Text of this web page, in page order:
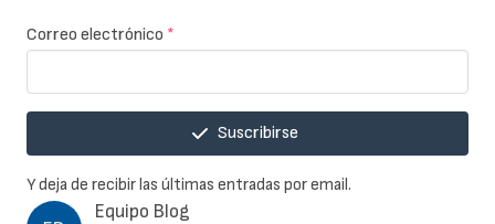
Equipo Blog
Correo electrónico *
Suscribirse
Y deja de recibir las últimas entradas por email.